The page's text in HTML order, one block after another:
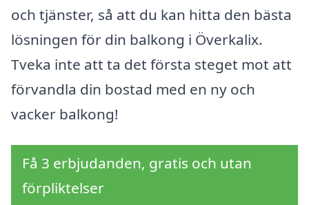
och tjänster, så att du kan hitta den bästa
lösningen för din balkong i Överkalix.
Tveka inte att ta det första steget mot att
förvandla din bostad med en ny och
vacker balkong!
Få 3 erbjudanden, gratis och utan
förpliktelser